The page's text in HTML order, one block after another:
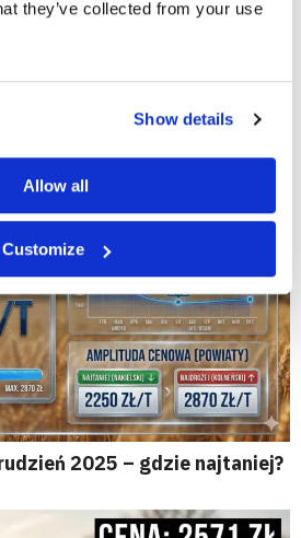
they’ve collected from your use
Show details
Allow all
Customize
2025: aktualne stawki
2025 – gdzie najtaniej?